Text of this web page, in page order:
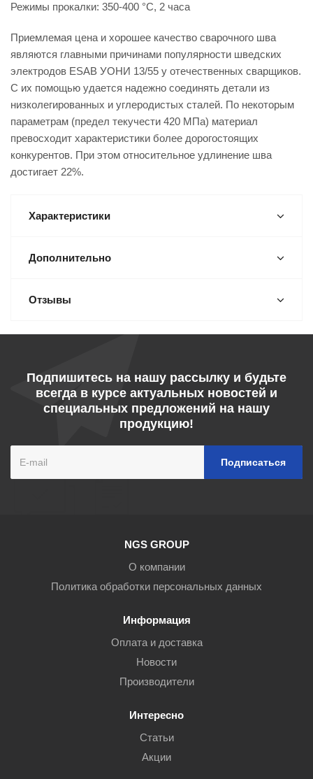
Режимы прокалки: 350-400 °С, 2 часа
Приемлемая цена и хорошее качество сварочного шва
являются главными причинами популярности шведских
электродов ESAB УОНИ 13/55 у отечественных сварщиков.
С их помощью удается надежно соединять детали из
низколегированных и углеродистых сталей. По некоторым
параметрам (предел текучести 420 МПа) материал
превосходит характеристики более дорогостоящих
конкурентов. При этом относительное удлинение шва
достигает 22%.
Характеристики
Дополнительно
Отзывы
Подпишитесь на нашу рассылку и будьте
всегда в курсе актуальных новостей и
специальных предложений на нашу
продукцию!
NGS GROUP
О компании
Политика обработки персональных данных
Информация
Оплата и доставка
Новости
Производители
Интересно
Статьи
Акции